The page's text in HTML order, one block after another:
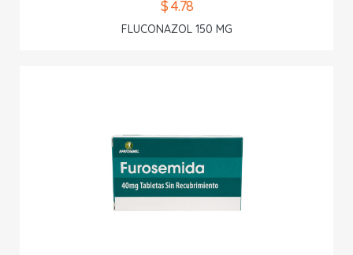
$ 4.78
FLUCONAZOL 150 MG